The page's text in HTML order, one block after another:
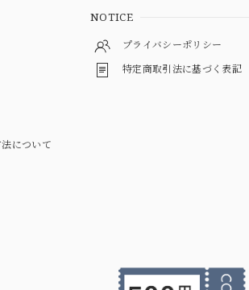
について
NOTICE
プライバシーポリシー
特定商取引法に基づく表記